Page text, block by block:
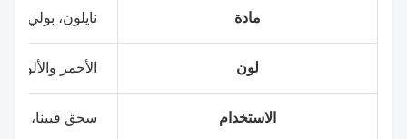
مادة نايلون، بولي
لون الأحمر
الاستخدام سجق فيينا، لحم